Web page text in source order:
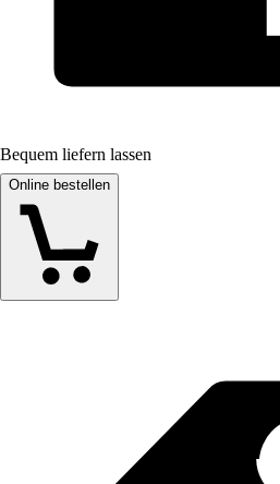
Bequem liefern lassen
Online bestellen